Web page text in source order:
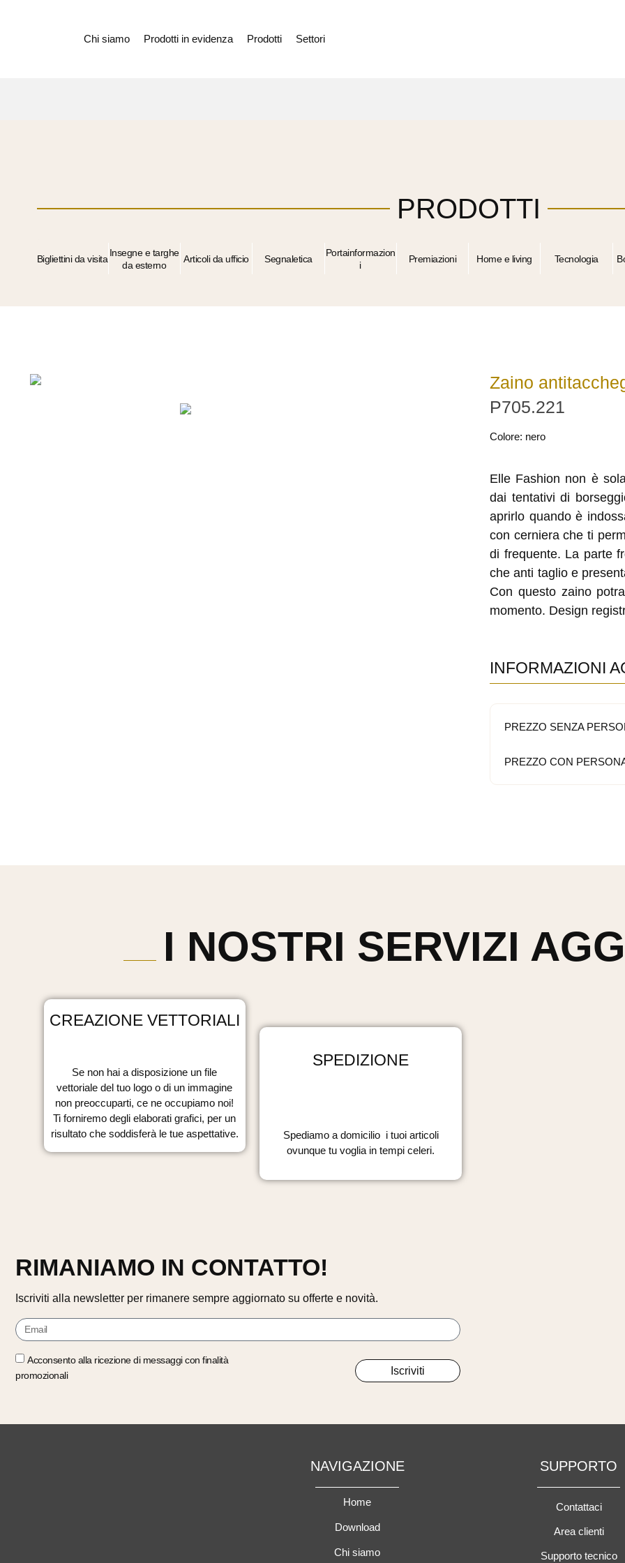
Chi siamo Prodotti in evidenza Prodotti Settori
PRODOTTI
Bigliettini da visita
Insegne e targhe
da esterno
Articoli da ufficio Segnaletica
Portainformazion
i
Premiazioni Home e living Tecnologia
Zaino
P705.221
Colore: nero
Elle Fashion non è
dai tentativi di
aprirlo quando è
con cerniera che ti
di frequente. La parte
che anti taglio e
Con questo zaino
momento. Design
INFORMAZIONI
PREZZO SENZA
PREZZO CON
I NOSTRI SERVIZI
CREAZIONE VETTORIALI
Se non hai a disposizione un file
vettoriale del tuo logo o di un immagine
non preoccuparti, ce ne occupiamo noi!
Ti forniremo degli elaborati grafici, per un
risultato che soddisferà le tue aspettative.
SPEDIZIONE
Spediamo a domicilio i tuoi articoli
ovunque tu voglia in tempi celeri.
RIMANIAMO IN CONTATTO!
Iscriviti alla newsletter per rimanere sempre aggiornato su offerte e novità.
Acconsento alla ricezione di messaggi con finalità
promozionali
Iscriviti
NAVIGAZIONE
Home
Download
Chi siamo
SUPPORTO
Contattaci
Area clienti
Supporto tecnico